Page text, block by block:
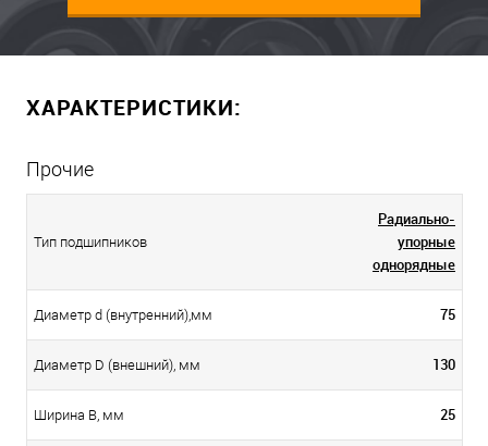
ХАРАКТЕРИСТИКИ:
Прочие
Тип подшипников
Радиально-
упорные
однорядные
Диаметр d (внутренний),мм 75
Диаметр D (внешний), мм 130
Ширина B, мм 25